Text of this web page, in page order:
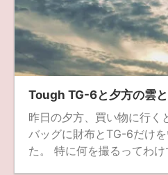
Tough TG-6と夕方の雲と
昨日の夕方、買い物に行く
バッグに財布とTG-6だけ
た。 特に何を撮るってわけ